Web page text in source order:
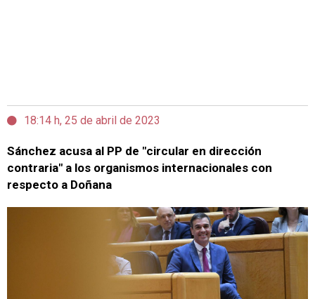
18:14 h, 25 de abril de 2023
Sánchez acusa al PP de "circular en dirección
contraria" a los organismos internacionales con
respecto a Doñana